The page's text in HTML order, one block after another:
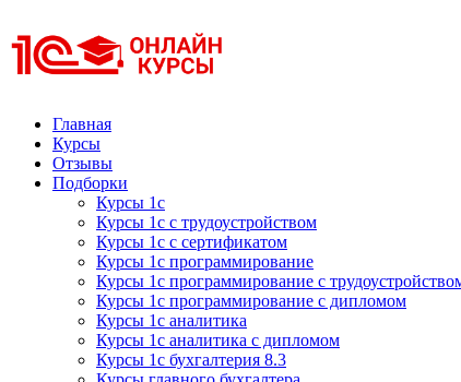
Курсы 1С
Курсы 1С официальная сертификация
Главная
Курсы
Отзывы
Подборки
Курсы 1с
Курсы 1с с трудоустройством
Курсы 1с с сертификатом
Курсы 1с программирование
Курсы 1с программирование с
Курсы 1с программирование с дипломом
Курсы 1с аналитика
Курсы 1с аналитика с дипломом
Курсы 1с бухгалтерия 8.3